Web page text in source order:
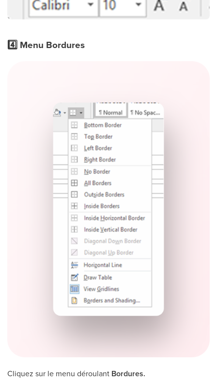
4️⃣ Menu Bordures
Cliquez sur le menu déroulant Bordures.